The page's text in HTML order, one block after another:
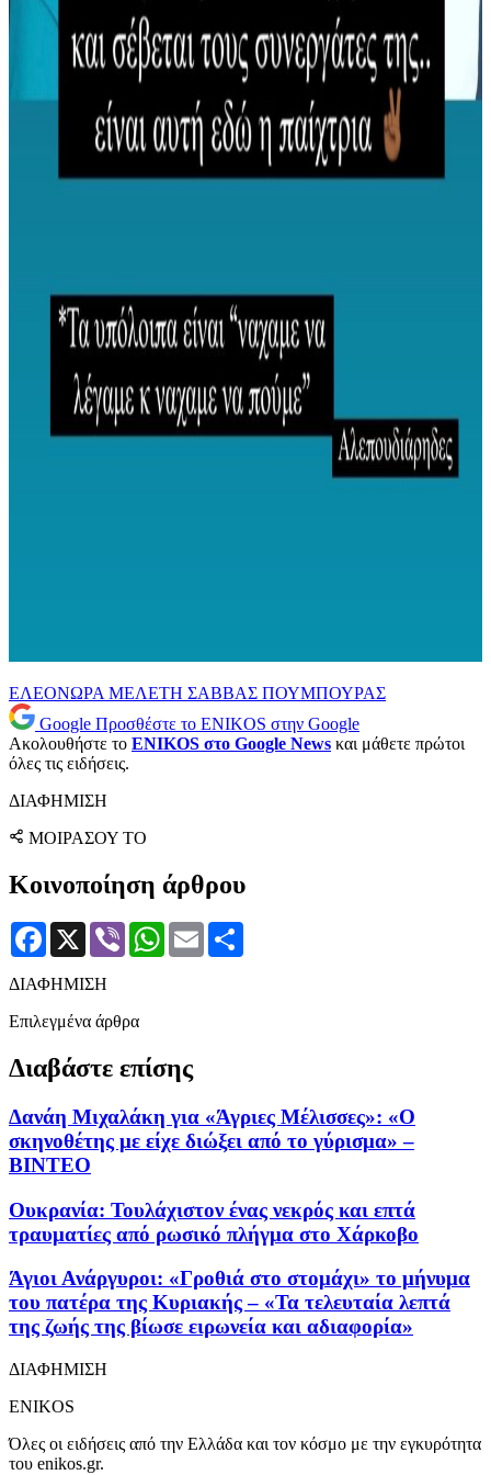
ΕΛΕΟΝΩΡΑ ΜΕΛΕΤΗ ΣΑΒΒΑΣ ΠΟΥΜΠΟΥΡΑΣ
Google Προσθέστε το ENIKOS στην Google
Ακολουθήστε το ENIKOS στο Google News και μάθετε πρώτοι
όλες τις ειδήσεις.
ΔΙΑΦΗΜΙΣΗ
ΜΟΙΡΑΣΟΥ ΤΟ
Κοινοποίηση άρθρου
Facebook
X Viber WhatsApp
Email
ΔΙΑΦΗΜΙΣΗ
Επιλεγμένα άρθρα
Διαβάστε επίσης
Δανάη Μιχαλάκη για «Άγριες Μέλισσες»: «Ο
σκηνοθέτης με είχε διώξει από το γύρισμα» –
ΒΙΝΤΕΟ
Ουκρανία: Τουλάχιστον ένας νεκρός και επτά
τραυματίες από ρωσικό πλήγμα στο Χάρκοβο
Άγιοι Ανάργυροι: «Γροθιά στο στομάχι» το μήνυμα
του πατέρα της Κυριακής – «Τα τελευταία λεπτά
της ζωής της βίωσε ειρωνεία και αδιαφορία»
ΔΙΑΦΗΜΙΣΗ
ENIKOS
Όλες οι ειδήσεις από την Ελλάδα και τον κόσμο με την εγκυρότητα
του enikos.gr.